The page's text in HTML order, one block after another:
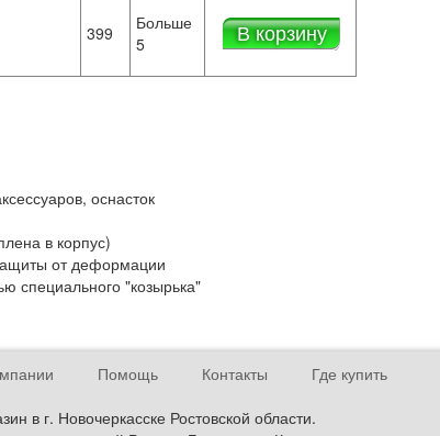
399
Больше
5
В корзину
оснасток
в корпус)
от деформации
специального "козырька"
Помощь Контакты
Где купить
в г. Новочеркасске Ростовской области.